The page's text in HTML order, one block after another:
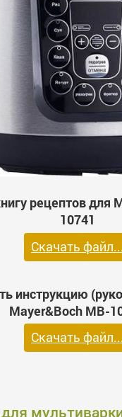
рецептов для
10741
Скачать
инструкцию
Mayer&Boch MB-
Скачать